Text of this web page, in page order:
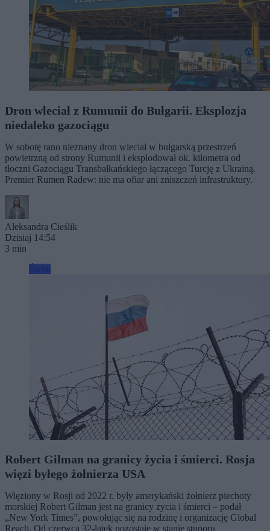
Dron wleciał z Rumunii do Bułgarii. Eksplozja
niedaleko gazociągu
W sobotę rano nieznany dron wleciał w bułgarską przestrzeń
powietrzną od strony Rumunii i eksplodował ok. kilometra od
tłoczni Gazociągu Transbałkańskiego łączącego Turcję z Ukrainą.
Premier Rumen Radew: nie ma ofiar ani zniszczeń infrastruktury.
Aleksandra Cieślik
Dzisiaj 14:54
3 min
Robert Gilman na granicy życia i śmierci. Rosja
więzi byłego żołnierza USA
Więziony w Rosji od 2022 r. były amerykański żołnierz piechoty
morskiej Robert Gilman jest na granicy życia i śmierci – podał
„New York Times”, powołując się na rodzinę i organizację Global
Reach. Od czerwca 32-latek pozostaje w stanie stuporu